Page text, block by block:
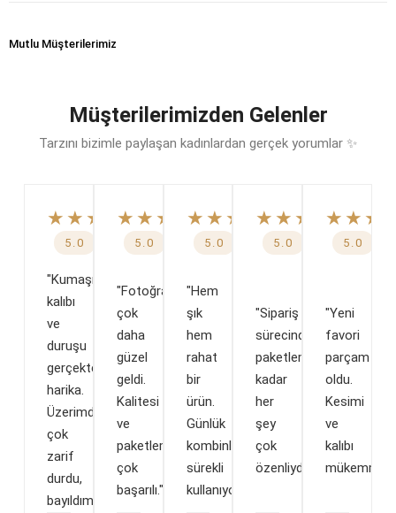
Mutlu Müşterilerimiz
Müşterilerimizden Gelenler
Tarzını bizimle paylaşan kadınlardan gerçek yorumlar ✨
★★★★★
5.0
"Kumaşı,
kalıbı
ve
duruşu
gerçekten
harika.
Üzerimde
çok
zarif
durdu,
bayıldım."
★★★★★
5.0
"Fotoğraftakinden
çok
daha
güzel
geldi.
Kalitesi
ve
paketlemesi
çok
başarılı."
★★★★★
5.0
"Hem
şık
hem
rahat
bir
ürün.
Günlük
kombinlerimde
sürekli
kullanıyorum."
★★★★★
5.0
"Sipariş
sürecinden
paketlemeye
kadar
her
şey
çok
özenliydi."
5.0
"Yeni
favori
parçam
oldu.
Kesimi
ve
kalıbı
mükemmel."